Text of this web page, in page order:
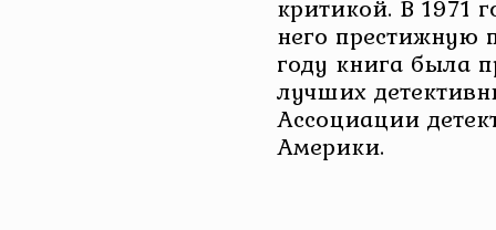
критикой. В 1971
него престижную
году книга была
лучших
Ассоциации
Америки.